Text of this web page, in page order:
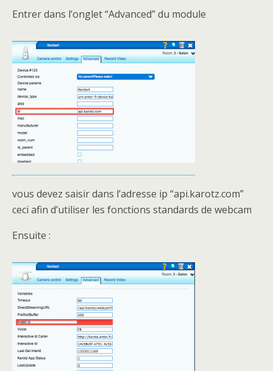
Entrer dans l’onglet “Advanced” du module
vous devez saisir dans l’adresse ip “api.karotz.com”
ceci afin d’utiliser les fonctions standards de webcam
Ensuite :